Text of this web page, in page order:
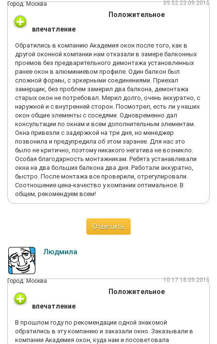
Город: Москва 09:52 23.09.2015
Положительное
впечатление
Обратились в компанию Академия окон после того, как в
другой оконной компании нам отказали в замере балконных
проемов без предварительного демонтажа установленных
ранее окон в алюминиевом профиле. Один балкон был
сложной формы, с эркерными соединениями. Приехал
замерщик, без проблем замерил два балкона, демонтажа
старых окон не потребовал. Мерил долго, очень аккуратно, с
наружной и с внутренней сторон. Посмотрел, есть ли у наших
окон общие элементы с соседями. Одновременно дал
консультации по окнам и всем дополнительным элементам.
Окна привезли с задержкой на три дня, но менеджер
позвонила и предупредила об этом заранее. Для нас это
было не критично, поэтому никакого негатива не возникло.
Особая благодарность монтажникам. Ребята устанавливали
окна на два больших балкона два дня. Работали аккуратно,
быстро. После монтажа все проверили, отрегулировали.
Соотношение цена-качество у компании оптимальное. В
общем, рекомендуем всем!
Ответить
Людмила
Город: Москва 10:17 18.09.2015
Положительное
впечатление
В прошлом году по рекомендации одной знакомой
обратились в эту компанию и заказали окно. Заказывали в
компании Академия окон, куда нам и посоветовала